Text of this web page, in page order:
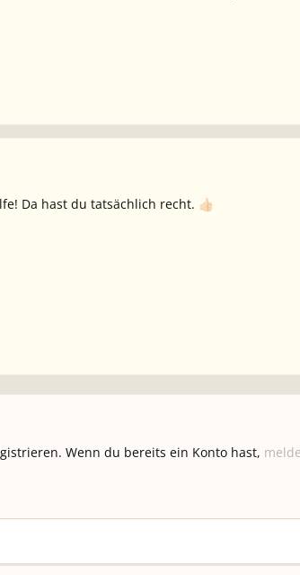
Da hast du tatsächlich recht. 👍🏻
Wenn du bereits ein Konto hast,